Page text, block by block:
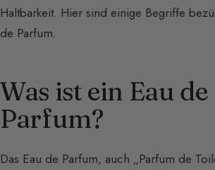
Haltbarkeit. Hier sind einige Begriffe
de Parfum.
Was ist ein Eau de
Parfum?
Das Eau de Parfum, auch „Parfum de